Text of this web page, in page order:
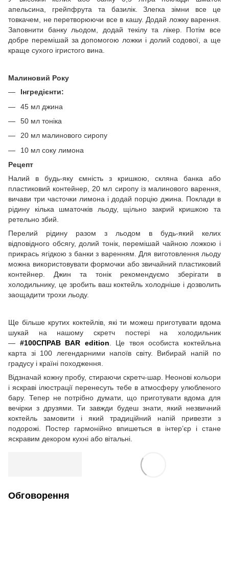
апельсина, грейпфрута та базилік. Злегка зімни все це
товкачем, не перетворюючи все в кашу. Додай ложку варення.
Заповнити банку льодом, додай текілу та лікер. Потім все
добре перемішай за допомогою ложки і долий содової, а ще
краще сухого ігристого вина.
Малиновий Року
Інгредієнти:
45 мл джина
50 мл тоніка
20 мл малинового сиропу
10 мл соку лимона
Рецепт
Налий в будь-яку ємність з кришкою, скляна банка або
пластиковий контейнер, 20 мл сиропу із малинового варення,
вичави три часточки лимона і додай порцію джина. Поклади в
рідину кілька шматочків льоду, щільно закрий кришкою та
ретельно збий.
Перелий рідину разом з льодом в будь-який келих
відповідного обсягу, долий тонік, перемішай чайною ложкою і
прикрась ягідкою з банки з варенням. Для виготовлення льоду
можна використовувати формочки або звичайний пластиковий
контейнер. Джин та тонік рекомендуємо зберігати в
холодильнику, це зробить ваш коктейль холодніше і дозволить
заощадити трохи льоду.
Ще більше крутих коктейлів, які ти можеш приготувати вдома
шукай на нашому скретч постері на холодильник
— #100СПРАВ BAR edition. Це твоя особиста коктейльна
карта зі 100 легендарними напоїв світу. Вибирай напій по
градусу і країні походження.
Відзначай кожну пробу, стираючи скретч-шар. Неонові кольори
і яскраві ілюстрації перенесуть тебе в атмосферу улюбленого
бару. Тепер не потрібно думати, що приготувати вдома для
вечірки з друзями. Ти завжди будеш знати, який незвичний
коктейль замовити і який традиційний напій привезти з
подорожі. Постер гармонійно впишеться в інтер’єр і стане
яскравим декором кухні або вітальні.
Обговорення